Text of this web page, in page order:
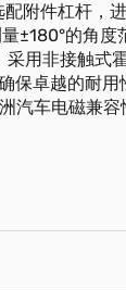
附件杠杆，
±180°的角度
采用非接触式
保卓越的耐用
汽车电磁兼容